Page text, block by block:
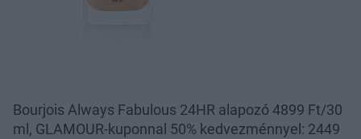
Bourjois Always Fabulous 24HR alapozó 4899 Ft/30
ml, GLAMOUR-kuponnal 50% kedvezménnyel: 2449